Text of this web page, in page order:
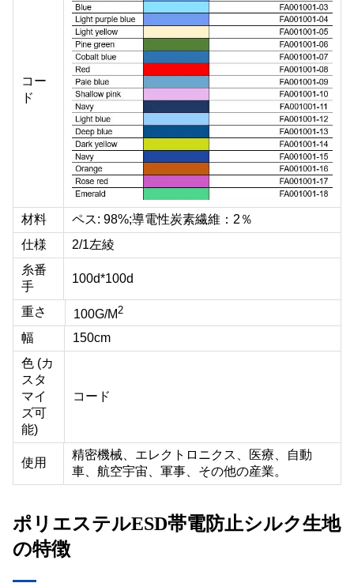
コー
ド
材料
ペス: 98%;導電性炭素繊維：2％
仕様
2/1左綾
糸番
手
100d*100d
重さ 100G/M2
幅
150cm
色 (カ
スタ
マイ
ズ可
能)
コード
使用
精密機械、エレクトロニクス、医療、自動
車、航空宇宙、軍事、その他の産業。
ポリエステルESD帯電防止シルク生地
の特徴